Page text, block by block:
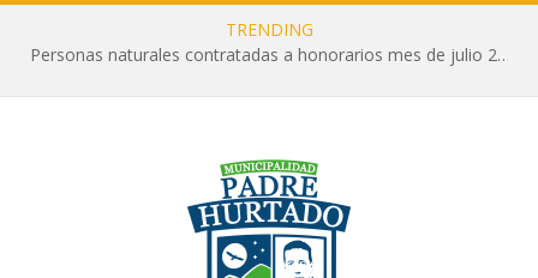
TRENDING
Personas naturales contratadas a honorarios mes de julio 2026